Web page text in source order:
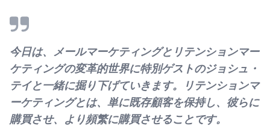
今日は、メールマーケティングとリテンションマー
ケティングの変革的世界に特別ゲストのジョシュ・
テイと一緒に掘り下げていきます。リテンションマ
ーケティングとは、単に既存顧客を保持し、彼らに
購買させ、より頻繁に購買させることです。